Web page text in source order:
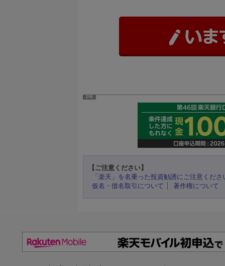
PR
【ご注意ください】
「楽天」を名乗った投資勧誘にご注意くださ
仮名・借名取引について
著作権について